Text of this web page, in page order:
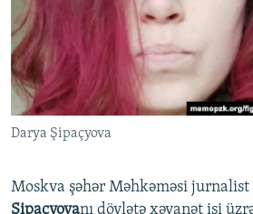
Darya Şipaçyova
Moskva şəhər Məhkəməsi jurnalist
Şipaçyovanı dövlətə xəyanət işi